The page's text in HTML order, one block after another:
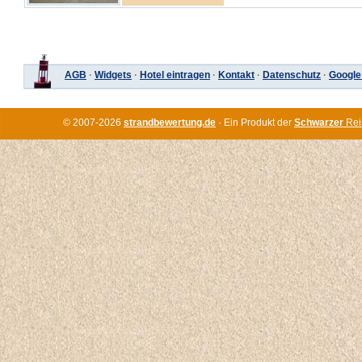
AGB · Widgets · Hotel eintragen · Kontakt · Datenschutz ·
© 2007-2026 strandbewertung.de · Ein Produkt der Schwarzer